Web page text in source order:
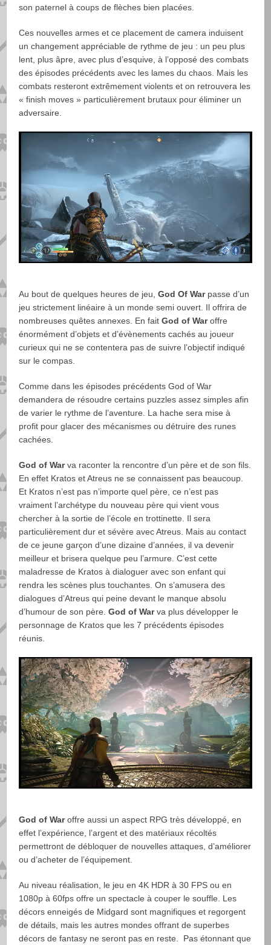
son paternel à coups de flèches bien placées.
Ces nouvelles armes et ce placement de camera induisent
un changement appréciable de rythme de jeu : un peu plus
lent, plus âpre, avec plus d’esquive, à l’opposé des combats
des épisodes précédents avec les lames du chaos. Mais les
combats resteront extrêmement violents et on retrouvera les
« finish moves » particulièrement brutaux pour éliminer un
adversaire.
Au bout de quelques heures de jeu,God Of Warpasse d’un
jeu strictement linéaire à un monde semi ouvert. Il offrira de
nombreuses quêtes annexes. En faitGod of Waroffre
énormément d’objets et d’évènements cachés au joueur
curieux qui ne se contentera pas de suivre l’objectif indiqué
sur le compas.
Comme dans les épisodes précédents God of War
demandera de résoudre certains puzzles assez simples afin
de varier le rythme de l’aventure. La hache sera mise à
profit pour glacer des mécanismes ou détruire des runes
cachées.
God of Warva raconter la rencontre d’un père et de son fils.
En effet Kratos et Atreus ne se connaissent pas beaucoup.
Et Kratos n’est pas n’importe quel père, ce n’est pas
vraiment l’archétype du nouveau père qui vient vous
chercher à la sortie de l’école en trottinette. Il sera
particulièrement dur et sévère avec Atreus. Mais au contact
de ce jeune garçon d’une dizaine d’années, il va devenir
meilleur et brisera quelque peu l’armure. C’est cette
maladresse de Kratos à dialoguer avec son enfant qui
rendra les scènes plus touchantes. On s’amusera des
dialogues d’Atreus qui peine devant le manque absolu
d’humour de son père.God of Warva plus développer le
personnage de Kratos que les 7 précédents épisodes
réunis.
God of Waroffre aussi un aspect RPG très développé, en
effet l’expérience, l’argent et des matériaux récoltés
permettront de débloquer de nouvelles attaques, d’améliorer
ou d’acheter de l’équipement.
Au niveau réalisation, le jeu en 4K HDR à 30 FPS ou en
1080p à 60fps offre un spectacle à couper le souffle. Les
décors enneigés de Midgard sont magnifiques et regorgent
de détails, mais les autres mondes offrant de superbes
décors de fantasy ne seront pas en reste. Pas étonnant que